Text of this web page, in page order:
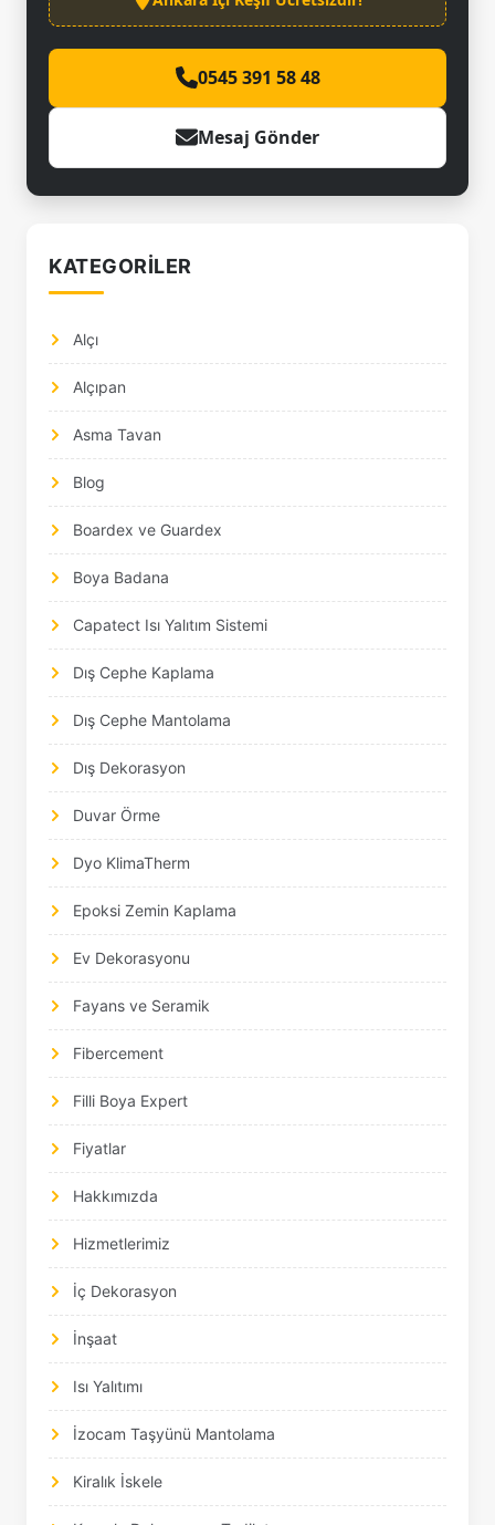
0545 391 58 48
Mesaj Gönder
KATEGORILER
Alçı
Alçıpan
Asma Tavan
Blog
Boardex ve Guardex
Boya Badana
Capatect Isı Yalıtım Sistemi
Dış Cephe Kaplama
Dış Cephe Mantolama
Dış Dekorasyon
Duvar Örme
Dyo KlimaTherm
Epoksi Zemin Kaplama
Ev Dekorasyonu
Fayans ve Seramik
Fibercement
Filli Boya Expert
Fiyatlar
Hakkımızda
Hizmetlerimiz
İç Dekorasyon
İnşaat
Isı Yalıtımı
İzocam Taşyünü Mantolama
Kiralık İskele